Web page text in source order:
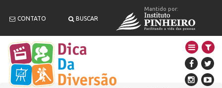
CONTATO BUSCAR
Mantido por: